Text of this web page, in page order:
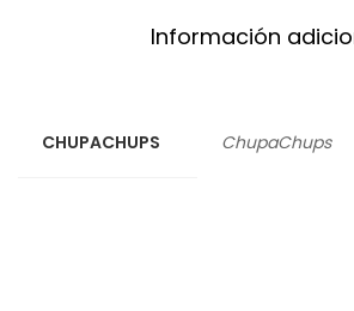
Información
CHUPACHUPS ChupaChups